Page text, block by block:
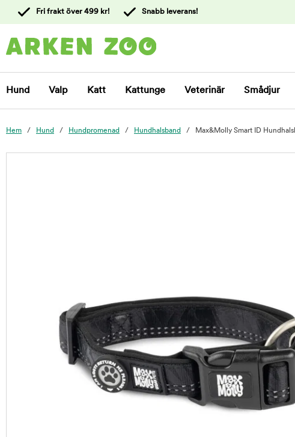
kundtjänst
Fri frakt över 499 kr! Snabb leverans!
Hund Valp Katt Kattunge Veterinär Smådjur
Hem Hund Hundpromenad Hundhalsband Max&Molly Smart ID